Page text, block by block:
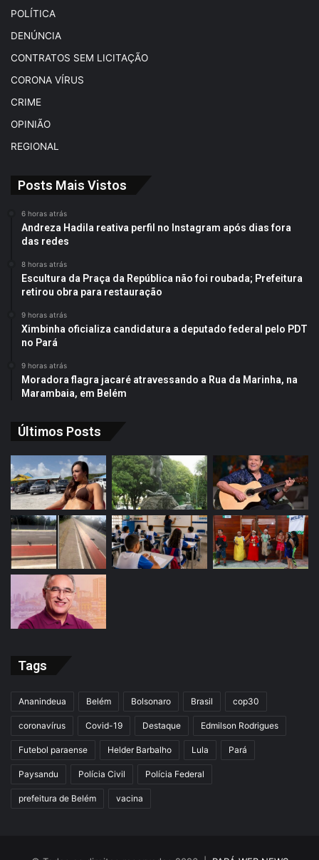
POLÍTICA
DENÚNCIA
CONTRATOS SEM LICITAÇÃO
CORONA VÍRUS
CRIME
OPINIÃO
REGIONAL
Posts Mais Vistos
6 horas atrás
Andreza Hadila reativa perfil no Instagram após dias fora
das redes
8 horas atrás
Escultura da Praça da República não foi roubada; Prefeitura
retirou obra para restauração
9 horas atrás
Ximbinha oficializa candidatura a deputado federal pelo PDT
no Pará
9 horas atrás
Moradora flagra jacaré atravessando a Rua da Marinha, na
Marambaia, em Belém
Últimos Posts
Tags
Ananindeua Belém Bolsonaro Brasil cop30
coronavírus Covid-19 Destaque Edmilson Rodrigues
Futebol paraense Helder Barbalho Lula Pará
Paysandu Polícia Civil Polícia Federal
prefeitura de Belém vacina